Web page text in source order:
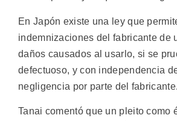
En Japón existe una ley que
indemnizaciones del fabricante de
daños causados al usarlo, si se
defectuoso, y con independencia
negligencia por parte del fabricante.
Tanai comentó que un pleito como